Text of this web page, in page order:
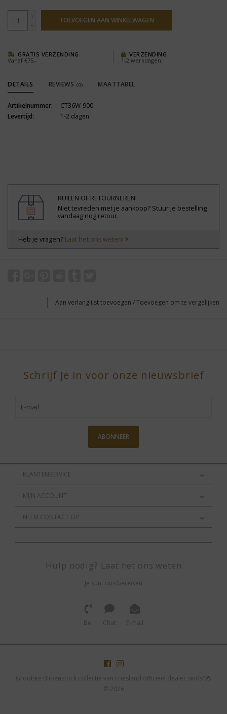
+
-
TOEVOEGEN AAN WINKELWAGEN
GRATIS VERZENDING
Vanaf €75,-
VERZENDING
1-2 werkdagen
DETAILS REVIEWS (0) MAATTABEL
Artikelnummer:
CT36W-900
Levertijd:
1-2 dagen
RUILEN OF RETOURNEREN
Niet tevreden met je aankoop? Stuur je bestelling
vandaag nog retour.
Heb je vragen? Laat het ons weten!
Aan verlanglijst toevoegen /Toevoegen om te vergelijken
Schrijf je in voor onze nieuwsbrief
ABONNEER
KLANTENSERVICE
MIJN ACCOUNT
NEEM CONTACT OP
Hulp nodig? Laat het ons weten
Je kunt ons bereiken
Bel Chat E-mail
Grootste Birkenstock collectie van Friesland officieel dealer sinds'95
© 2026